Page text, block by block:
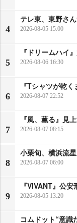
4
テレ東、東野さ
2026-08-05 15:00
5
『ドリームハイ
2026-08-06 16:30
6
『Tシャツが乾
2026-08-07 22:52
7
『風、薫る』見
2026-08-07 08:15
8
小栗旬、横浜流
2026-08-07 06:00
9
『VIVANT』公
2026-08-05 13:20
コムドット“意識